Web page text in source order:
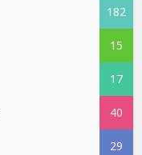
182
15
17
40
29